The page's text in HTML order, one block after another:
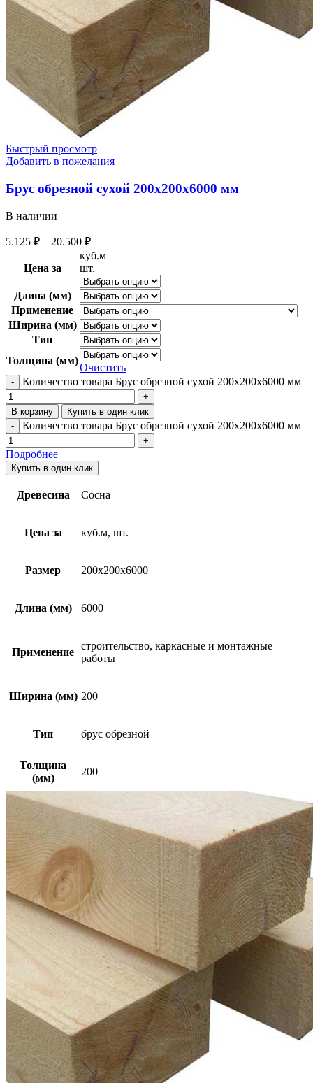
Быстрый просмотр
Добавить в пожелания
Брус обрезной сухой 200х200х6000 мм
В наличии
5.125 ₽ – 20.500 ₽
Цена за
куб.м
шт.
Длина (мм)
Применение
Ширина (мм)
Тип
Толщина (мм)
Очистить
Количество товара Брус обрезной сухой 200х200х6000 мм
В корзину Купить в один клик
Количество товара Брус обрезной сухой 200х200х6000 мм
Подробнее
Купить в один клик
Древесина Сосна
Цена за куб.м, шт.
Размер 200x200x6000
Длина (мм) 6000
Применение
строительство, каркасные и монтажные
работы
Ширина (мм) 200
Тип брус обрезной
Толщина
(мм)
200